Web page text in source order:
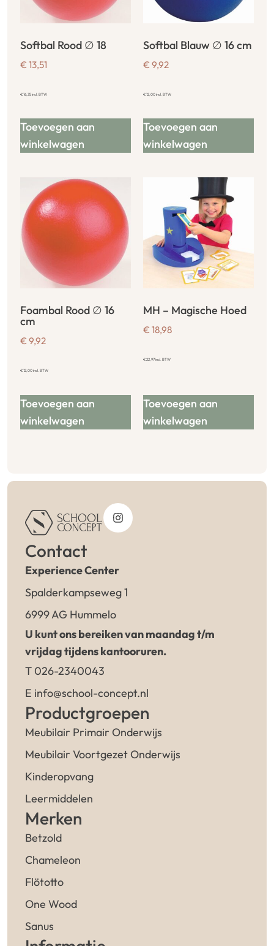
Softbal Rood ∅ 18
€ 13,51
€16,35incl. BTW
Toevoegen aan
winkelwagen
Softbal Blauw ∅ 16 cm
€ 9,92
€12,00incl. BTW
Toevoegen aan
winkelwagen
Foambal Rood ∅ 16
cm
€ 9,92
€12,00incl. BTW
Toevoegen aan
winkelwagen
MH – Magische Hoed
€ 18,98
€22,97incl. BTW
Toevoegen aan
winkelwagen
Contact
Experience Center
Spalderkampseweg 1
6999 AG Hummelo
U kunt ons bereiken van maandag t/m
vrijdag tijdens kantooruren.
T 026-2340043
E info@school-concept.nl
Productgroepen
Meubilair Primair Onderwijs
Meubilair Voortgezet Onderwijs
Kinderopvang
Leermiddelen
Merken
Betzold
Chameleon
Flötotto
One Wood
Sanus